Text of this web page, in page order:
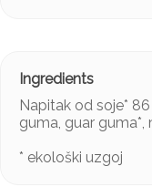
Napitak od soje*
guma, guar guma*,
* ekološki uzgoj